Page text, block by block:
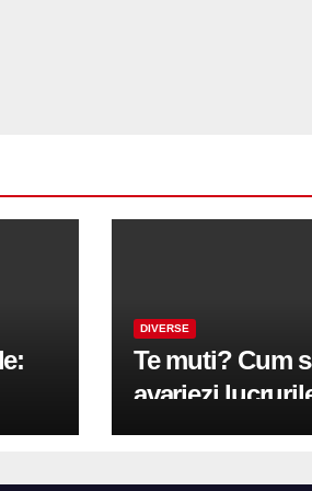
DIVERSE
Te muti? Cum
avariezi
zgarii podeaua